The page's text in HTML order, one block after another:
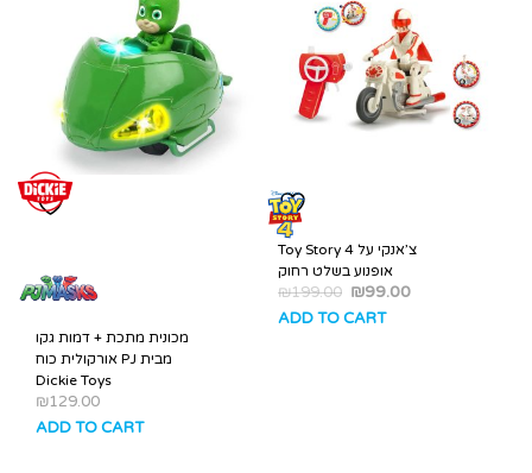
מכונית מתכת + דמות גקו
אורקולית כוח PJ מבית
Dickie Toys
₪129.00
ADD TO CART
Toy Story 4 צ’אנקי על
אופנוע בשלט רחוק
₪199.00 ₪99.00
ADD TO CART